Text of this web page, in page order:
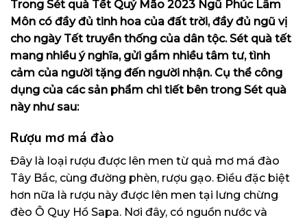
Trong Sét quà Tết Quý Mão 2023 Ngũ Phúc Lâm
Môn có đầy đủ tinh hoa của đất trời, đầy đủ ngũ vị
cho ngày Tết truyền thống của dân tộc. Sét quà tết
mang nhiều ý nghĩa, gửi gắm nhiều tâm tư, tình
cảm của người tặng đến người nhận. Cụ thể công
dụng của các sản phẩm chi tiết bên trong Sét quà
này như sau:
Rượu mơ má đào
Đây là loại rượu được lên men từ quả mơ má đào
Tây Bắc, cùng đường phèn, rượu gạo. Điều đặc biệt
hơn nữa là rượu này được lên men tại lưng chừng
đèo Ô Quy Hồ Sapa. Nơi đây, có nguồn nước và